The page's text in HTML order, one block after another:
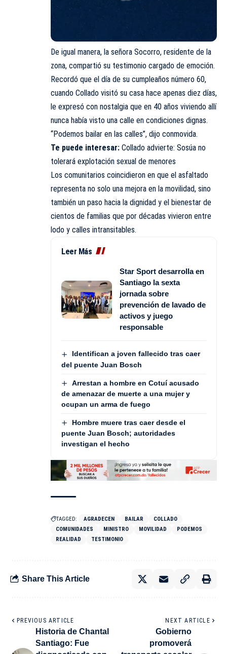
De igual manera, la señora Socorro, residente de la
zona, compartió su testimonio cargado de emoción.
Recordó que el día de su cumpleaños número 60,
cuando Collado visitó su casa hace apenas diez días,
le expresó con nostalgia que en 40 años viviendo allí
nunca había visto una calle en condiciones dignas.
“Podemos bailar en las calles”, dijo conmovida.
Te puede interesar: Collado advierte: Sosúa no
tolerará explotación sexual de menores
Los comunitarios coincidieron en que el asfaltado
representa no solo una mejora en la movilidad, sino
también un paso hacia la dignidad y el bienestar de
cientos de familias que por décadas vivieron entre
lodo y calles intransitables.
Leer Más
Star Sport desarrolla en
Santiago la sexta
jornada sobre
prevención de lavado de
activos y juego
responsable
Identifican a joven fallecido tras caer
del puente Juan Bosch
Arrestan a hombre en Cotuí acusado
de amenazar de muerte a una mujer y
ocupan un arma de fuego
Hombre muere tras caer desde el
puente Juan Bosch; autoridades
investigan el hecho
TAGGED: AGRADECEN BAILAR
COLLADO
COMUNIDADES
MINISTRO MOVILIDAD
PODEMOS
REALIDAD
TESTIMONIO
Share This Article
PREVIOUS ARTICLE
Historia de Chantal
Santiago: Fue
NEXT ARTICLE
Gobierno
promoverá